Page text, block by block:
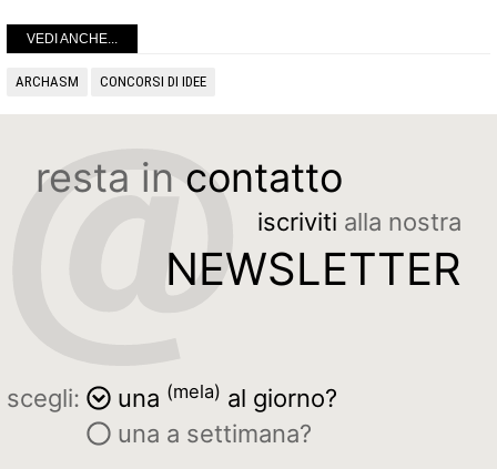
VEDI ANCHE...
ARCHASM CONCORSI DI IDEE
resta in contatto
iscriviti alla nostra
NEWSLETTER
scegli: una (mela) al giorno?
una a settimana?